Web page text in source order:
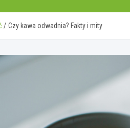
Czy kawa odwadnia? Fakty i mity